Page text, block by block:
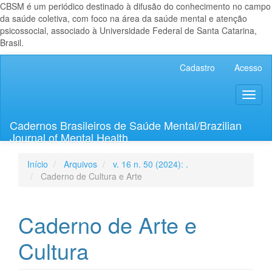
CBSM é um periódico destinado à difusão do conhecimento no campo
da saúde coletiva, com foco na área da saúde mental e atenção
psicossocial, associado à Universidade Federal de Santa Catarina,
Brasil.
Lateral
Cadastro Acesso
Cadernos Brasileiros de Saúde Mental/Brazilian
Journal of Mental Health
Início Arquivos
v. 16 n. 50 (2024): .
Caderno de Cultura e Arte
Caderno de Arte e
Cultura